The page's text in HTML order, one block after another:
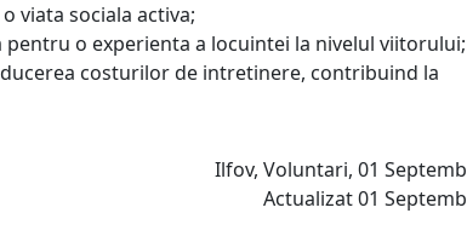
viata sociala activa;
o experienta a locuintei la nivelul viitorului;
costurilor de intretinere, contribuind la
Ilfov, Voluntari, 01
Actualizat 01